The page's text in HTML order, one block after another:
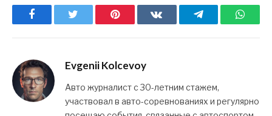
Facebook Pinterest ВКонтактеTelegram
Evgenii Kolcevoy
Авто журналист с 30-летним стажем,
участвовал в авто-соревнованиях и регулярно